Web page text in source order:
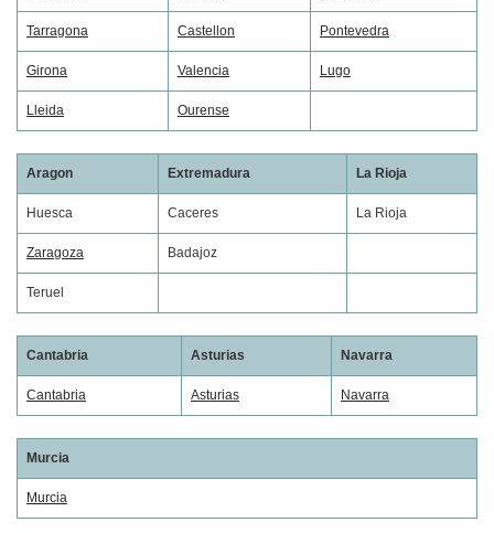
Tarragona Castellon Pontevedra
Girona Valencia Lugo
Lleida Ourense
Aragon Extremadura La Rioja
Huesca Caceres La Rioja
Zaragoza Badajoz
Teruel
Cantabria Asturias Navarra
Cantabria Asturias Navarra
Murcia
Murcia